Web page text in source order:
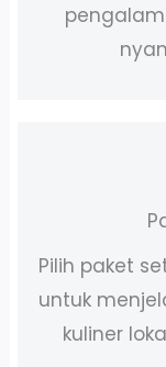
Pilih paket
untuk
kuliner